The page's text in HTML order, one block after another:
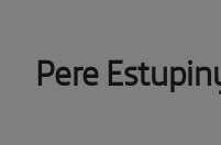
Pere